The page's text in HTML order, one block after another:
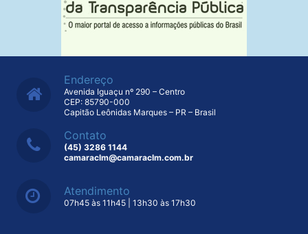
Endereço
Avenida Iguaçu nº 290 – Centro
CEP: 85790-000
Capitão Leônidas Marques – PR – Brasil
Contato
(45) 3286 1144
camaraclm@camaraclm.com.br
Atendimento
07h45 às 11h45 | 13h30 às 17h30